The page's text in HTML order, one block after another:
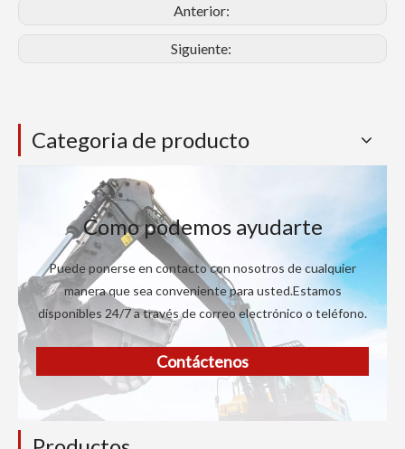
Anterior:
Siguiente:
Categoria de producto
Como podemos ayudarte
Puede ponerse en contacto con nosotros de cualquier
manera que sea conveniente para usted.Estamos
disponibles 24/7 a través de correo electrónico o teléfono.
Contáctenos